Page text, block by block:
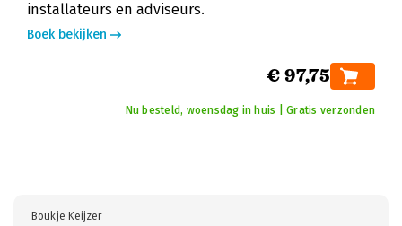
installateurs en adviseurs.
Boek bekijken
€ 97,75
Nu besteld, woensdag in huis | Gratis verzonden
Boukje Keijzer